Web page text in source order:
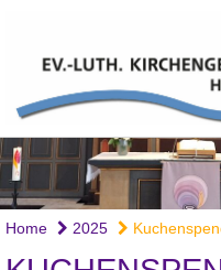
Home 2025